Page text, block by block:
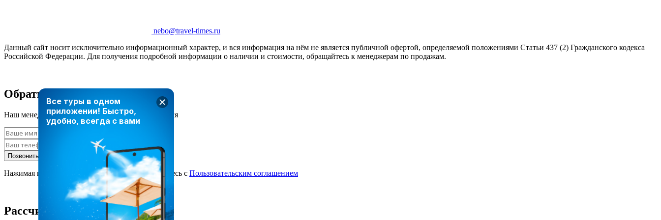
Все туры в одном
приложении! Быстро,
удобно, всегда с вами
nebo@travel-times.ru
Данный сайт носит исключительно информационный характер, и вся информация на нём не является публичной офертой, определяемой положениями Статьи 437 (2) Гражданского кодекса
Российской Федерации. Для получения подробной информации о наличии и стоимости, обращайтесь к менеджерам по продажам.
Обратный звонок
Наш менеджер свяжется с вами в ближайшее время
Позвонить мне
Нажимая кнопку «Позвонить мне», вы соглашаетесь с Пользовательским соглашением
Рассчитать стоимость тура